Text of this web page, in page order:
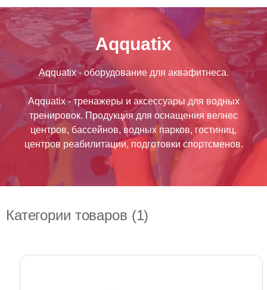
Aqquatix
Aqquatix - оборудование для аквафитнеса.
Aqquatix - тренажеры и аксессуары для водных
тренировок. Продукция для оснащения велнес
центров, бассейнов, водных парков, гостиниц,
центров реабилитации, подготовки спортсменов.
Категории товаров (1)